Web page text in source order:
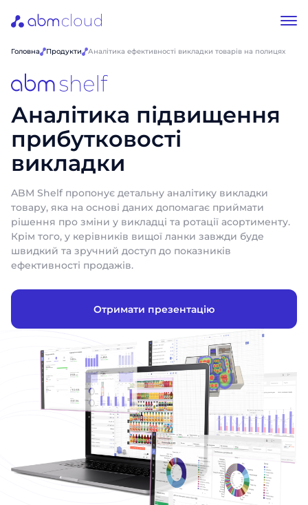
Головна Продукти Аналітика ефективності викладки товарів на полицях
Аналітика підвищення
прибутковості
викладки
ABM Shelf пропонує детальну аналітику викладки
товару, яка на основі даних допомагає приймати
рішення про зміни у викладці та ротації асортименту.
Крім того, у керівників вищої ланки завжди буде
швидкий та зручний доступ до показників
ефективності продажів.
Отримати презентацію